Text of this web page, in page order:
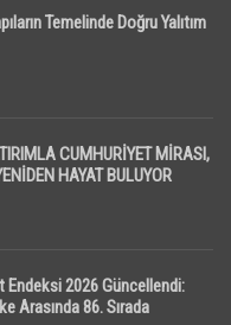
Temelinde Doğru Yalıtım
CUMHURİYET MİRASI,
HAYAT BULUYOR
2026 Güncellendi:
Arasında 86. Sırada